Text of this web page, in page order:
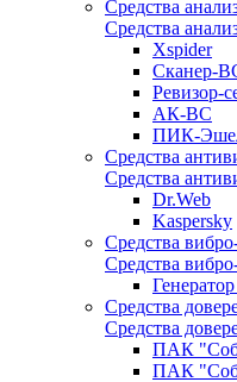
Средства
Средства
Xspider
Сканер-
Ревизор-
АК-ВС
ПИК-
Средства
Средства
Dr.Web
Kaspersky
Средства
Средства
Средства
Средства
ПАК
ПАК